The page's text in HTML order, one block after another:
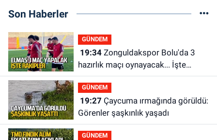
Son Haberler
GÜNDEM
19:34Zonguldakspor Bolu'da 3
hazırlık maçı oynayacak... İşte
rakipler...
GÜNDEM
19:27
Görenler şaşkınlık yaşadı
GÜNDEM